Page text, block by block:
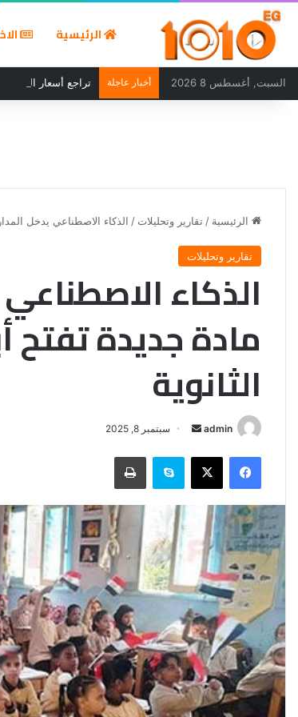
الرئيسية
السبت, أغسطس 8 2026 أخبار عاجلة تراجع أسعار الذهب 30 جنيهًا بعد ارتفاعات قوية في ختام تعاملات الجمعة
الرئيسية / تقارير وتحليلات / الذكاء الاصطناعي يدخل
تقارير وتحليلات
الذكاء
مادة جديدة تفتح
الثانوية
admin
أرسل
إلكترونيا
سبتمبر 8, 2025
فيسبوك ‫X سكايب طباعة